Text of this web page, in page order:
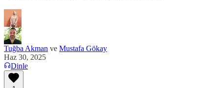
Tuğba Akman ve Mustafa Gökay
Haz 30, 2025
Dinle